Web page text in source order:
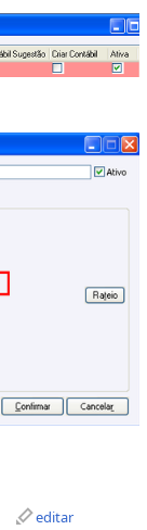
editar